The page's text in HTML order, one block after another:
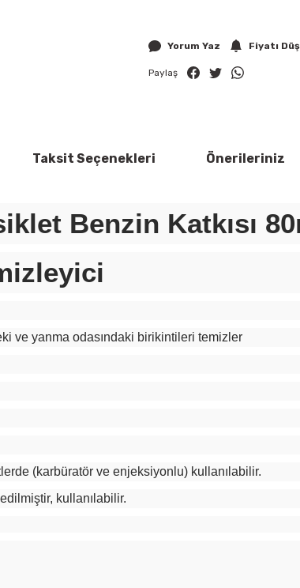
Yorum Yaz Fiyatı
Paylaş
Taksit Seçenekleri Önerileriniz
Benzin Katkısı
ve yanma odasındaki birikintileri temizler
(karbüratör ve enjeksiyonlu) kullanılabilir.
kullanılabilir.